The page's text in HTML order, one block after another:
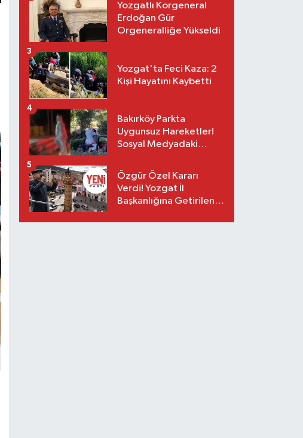
Yozgatlı Korgeneral
Erdoğan Gür
Orgeneralliğe Yükseldi
Yozgat'ta Feci Kaza: 2
Kişi Hayatını Kaybetti
3
Bakırköy Parkta
Uygunsuz Hareketler!
Sosyal Medyadaki
Gözaltı
4
Özgür Özel Kararı
Verdi! Yozgat İl
Başkanlığına Getirilen
5